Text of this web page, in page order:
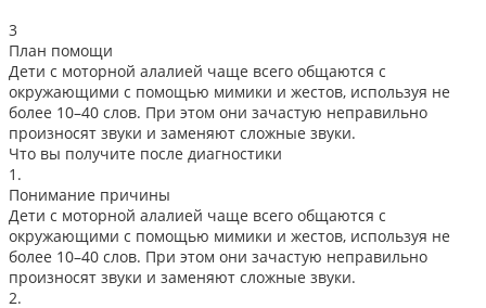
3
План помощи
Дети с моторной алалией чаще всего общаются с
окружающими с помощью мимики и жестов, используя не
более 10–40 слов. При этом они зачастую неправильно
произносят звуки и заменяют сложные звуки.
Что вы получите после диагностики
1.
Понимание причины
Дети с моторной алалией чаще всего общаются с
окружающими с помощью мимики и жестов, используя не
более 10–40 слов. При этом они зачастую неправильно
произносят звуки и заменяют сложные звуки.
2.